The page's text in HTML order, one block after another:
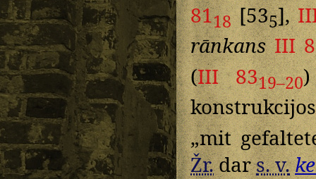
8118[535],
rānkans III
(III 8319–20
„mit
Žr.dars. v.